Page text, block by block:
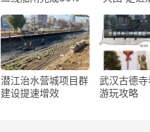
潜江治水营城项目群
建设提速增效
武汉古德
游玩攻略